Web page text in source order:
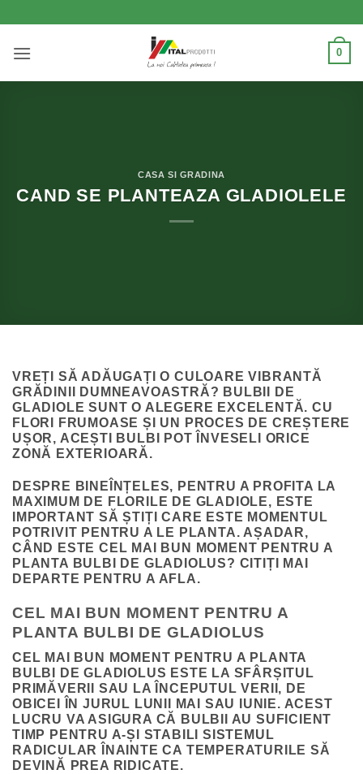
content
0
CASA SI GRADINA
CAND SE PLANTEAZA GLADIOLELE
VREȚI SĂ ADĂUGAȚI O CULOARE VIBRANTĂ
GRĂDINII DUMNEAVOASTRĂ? BULBII DE
GLADIOLE SUNT O ALEGERE EXCELENTĂ. CU
FLORI FRUMOASE ȘI UN PROCES DE CREȘTERE
UȘOR, ACEȘTI BULBI POT ÎNVESELI ORICE
ZONĂ EXTERIOARĂ.
DESPRE BINEÎNȚELES, PENTRU A PROFITA LA
MAXIMUM DE FLORILE DE GLADIOLE, ESTE
IMPORTANT SĂ ȘTIȚI CARE ESTE MOMENTUL
POTRIVIT PENTRU A LE PLANTA. AȘADAR,
CÂND ESTE CEL MAI BUN MOMENT PENTRU A
PLANTA BULBI DE GLADIOLUS? CITIȚI MAI
DEPARTE PENTRU A AFLA.
CEL MAI BUN MOMENT PENTRU A
PLANTA BULBI DE GLADIOLUS
CEL MAI BUN MOMENT PENTRU A PLANTA
BULBI DE GLADIOLUS ESTE LA SFÂRȘITUL
PRIMĂVERII SAU LA ÎNCEPUTUL VERII, DE
OBICEI ÎN JURUL LUNII MAI SAU IUNIE. ACEST
LUCRU VA ASIGURA CĂ BULBII AU SUFICIENT
TIMP PENTRU A-ȘI STABILI SISTEMUL
RADICULAR ÎNAINTE CA TEMPERATURILE SĂ
DEVINĂ PREA RIDICATE.